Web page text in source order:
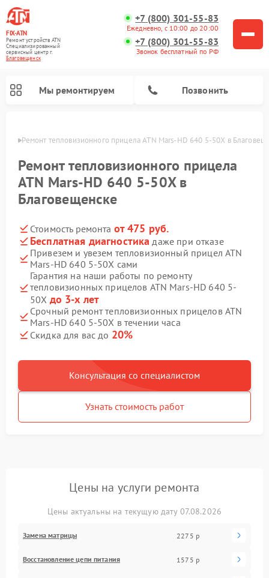
FIX-ATN
Ремонт устройств ATN
Специализированный
cервисный центр г.
Благовещенск
+7 (800) 301-55-83
Ежедневно, с 10:00 до 20:00
+7 (800) 301-55-83
Звонок бесплатный по РФ
Мы ремонтируем Позвонить
Ремонт тепловизионного прицела ATN Mars-HD 640 5-50X в
Ремонт тепловизионного прицела
ATN Mars-HD 640 5-50X в
Благовещенске
Стоимость ремонта от 475 руб.
Бесплатная диагностика даже при отказе
Привезем и увезем тепловизионный прицел ATN
Mars-HD 640 5-50X сами
Гарантия на наши работы по ремонту
тепловизионных прицелов ATN Mars-HD 640 5-
50X до 3-х лет
Срочный ремонт тепловизионных прицелов ATN
Mars-HD 640 5-50X в течении часа
Скидка для вас до 20%
Консультация со специалистом
Узнать стоимость работ
Цены на услуги ремонта
Цены актуальны на текущую дату 07.08.2026
Замена матрицы 2275 р
Восстановление цепи питания 1575 р